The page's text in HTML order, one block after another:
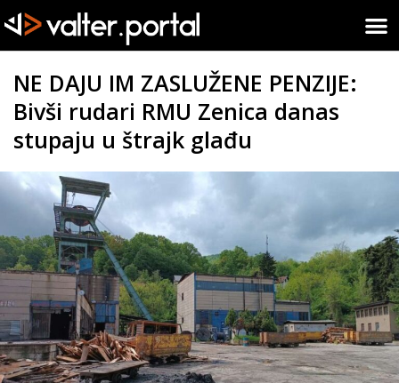
NE DAJU IM ZASLUŽENE PENZIJE:
Bivši rudari RMU Zenica danas
stupaju u štrajk glađu